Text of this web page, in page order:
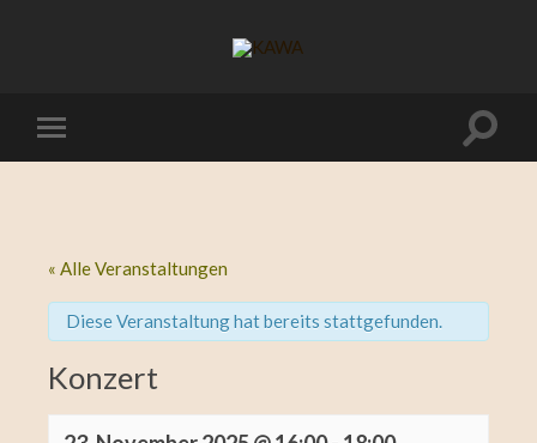
« Alle Veranstaltungen
Diese Veranstaltung hat bereits stattgefunden.
Konzert